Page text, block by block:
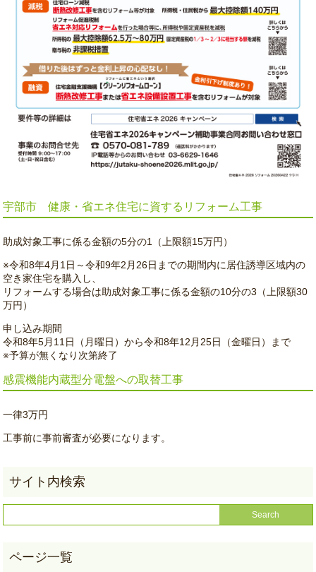
宇部市 健康・省エネ住宅に資するリフォーム工事
助成対象工事に係る金額の5分の1（上限額15万円）
※令和8年4月1日～令和9年2月26日までの期間内に居住誘導区域内の
空き家住宅を購入し、
リフォームする場合は助成対象工事に係る金額の10分の3（上限額30
万円）
申し込み期間
令和8年5月11日（月曜日）から令和8年12月25日（金曜日）まで
※予算が無くなり次第終了
感震機能内蔵型分電盤への取替工事
一律3万円
工事前に事前審査が必要になります。